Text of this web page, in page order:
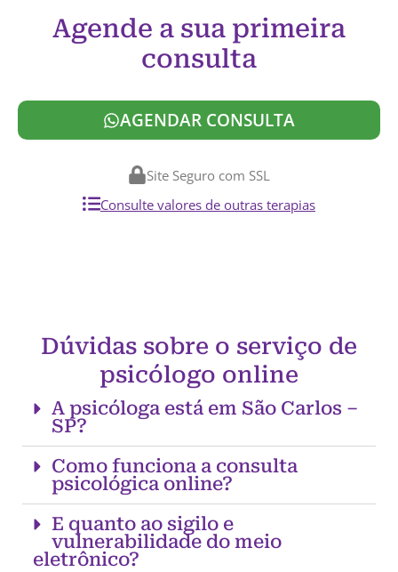
Agende a sua primeira
consulta
AGENDAR CONSULTA
Site Seguro com SSL
Consulte valores de outras terapias
Dúvidas sobre o serviço de
psicólogo online
A psicóloga está em São Carlos –
SP?
Como funciona a consulta
psicológica online?
E quanto ao sigilo e
vulnerabilidade do meio
eletrônico?